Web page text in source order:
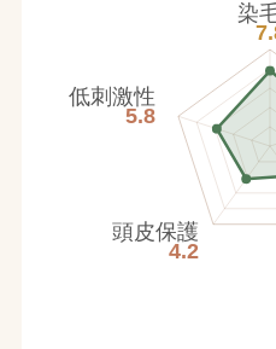
染
頭皮保護
4.2
低刺激性
5.8